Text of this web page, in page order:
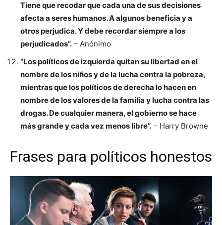
Tiene que recodar que cada una de sus decisiones
afecta a seres humanos. A algunos beneficia y a
otros perjudica. Y debe recordar siempre a los
perjudicados”. – Anónimo
“Los políticos de izquierda quitan su libertad en el
nombre de los niños y de la lucha contra la pobreza,
mientras que los políticos de derecha lo hacen en
nombre de los valores de la familia y lucha contra las
drogas. De cualquier manera, el gobierno se hace
más grande y cada vez menos libre”. – Harry Browne
Frases para políticos honestos